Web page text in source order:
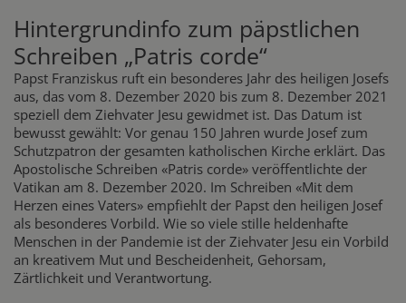
Hintergrundinfo zum päpstlichen
Schreiben „Patris corde“
Papst Franziskus ruft ein besonderes Jahr des heiligen Josefs
aus, das vom 8. Dezember 2020 bis zum 8. Dezember 2021
speziell dem Ziehvater Jesu gewidmet ist. Das Datum ist
bewusst gewählt: Vor genau 150 Jahren wurde Josef zum
Schutzpatron der gesamten katholischen Kirche erklärt. Das
Apostolische Schreiben «Patris corde» veröffentlichte der
Vatikan am 8. Dezember 2020. Im Schreiben «Mit dem
Herzen eines Vaters» empfiehlt der Papst den heiligen Josef
als besonderes Vorbild. Wie so viele stille heldenhafte
Menschen in der Pandemie ist der Ziehvater Jesu ein Vorbild
an kreativem Mut und Bescheidenheit, Gehorsam,
Zärtlichkeit und Verantwortung.